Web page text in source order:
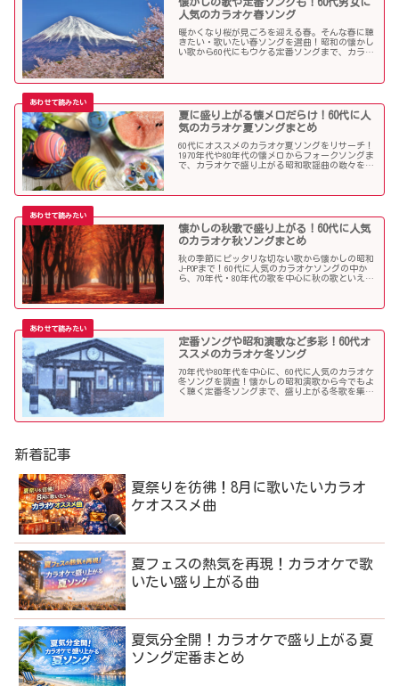
人気のカラオケ春ソング
暖かくなり桜が見ごろを迎える春。そんな春に聴
きたい・歌いたい春ソングを選曲！昭和の懐かし
い歌から60代にもウケる定番ソングまで、カラオ
夏に盛り上がる懐メロだらけ！60代に人
気のカラオケ夏ソングまとめ
60代にオススメのカラオケ夏ソングをリサーチ！
1970年代や80年代の懐メロからフォークソングま
で、カラオケで盛り上がる昭和歌謡曲の数々を取
懐かしの秋歌で盛り上がる！60代に人気
のカラオケ秋ソングまとめ
秋の季節にピッタリな切ない歌から懐かしの昭和
J-POPまで！60代に人気のカラオケソングの中か
ら、70年代・80年代の歌を中心に秋の歌といえば
定番ソングや昭和演歌など多彩！60代オ
ススメのカラオケ冬ソング
70年代や80年代を中心に、60代に人気のカラオケ
冬ソングを調査！懐かしの昭和演歌から今でもよ
く聴く定番冬ソングまで、盛り上がる冬歌を集め
新着記事
夏祭りを彷彿！8月に歌いたいカラオ
ケオススメ曲
夏フェスの熱気を再現！カラオケで歌
いたい盛り上がる曲
夏気分全開！カラオケで盛り上がる夏
ソング定番まとめ